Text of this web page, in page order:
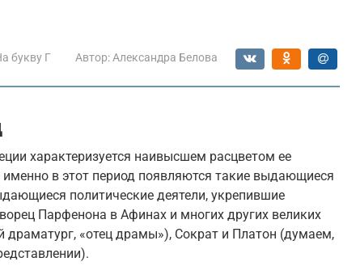
букву Г Автор: Александра Белова
характеризуется наивысшем расцветом ее
именно в этот период появляются такие выдающиеся
политические деятели, укрепившие
Парфенона в Афинах и многих других великих
драматург, «отец драмы»), Сократ и Платон (думаем,